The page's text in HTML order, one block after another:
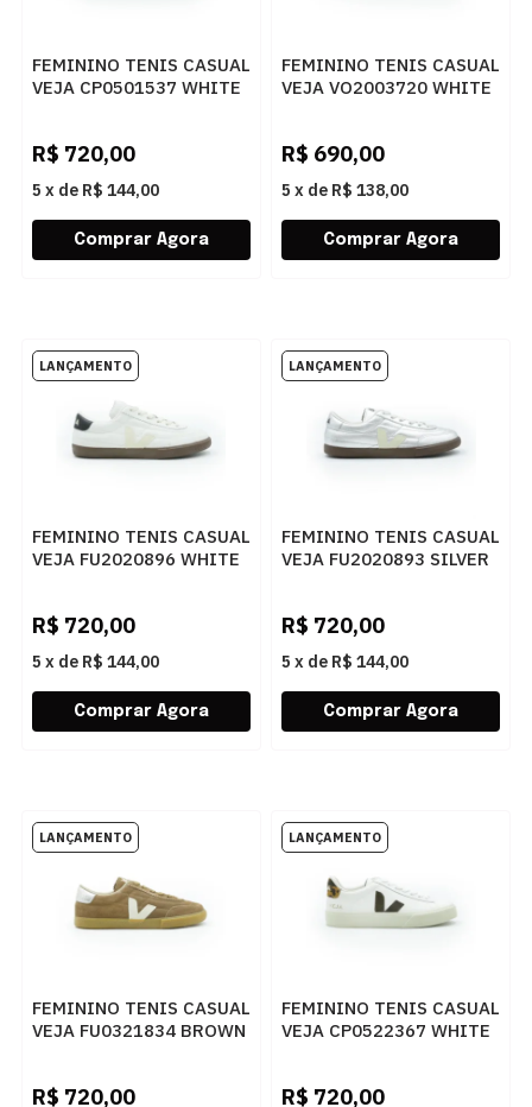
FEMININO TENIS CASUAL
VEJA CP0501537 WHITE
R$ 720,00
5 x de R$ 144,00
FEMININO TENIS CASUAL
VEJA VO2003720 WHITE
R$ 690,00
5 x de R$ 138,00
FEMININO TENIS CASUAL
VEJA FU2020896 WHITE
R$ 720,00
5 x de R$ 144,00
FEMININO TENIS CASUAL
VEJA FU2020893 SILVER
R$ 720,00
5 x de R$ 144,00
FEMININO TENIS CASUAL
VEJA FU0321834 BROWN
R$ 720,00
FEMININO TENIS CASUAL
VEJA CP0522367 WHITE
R$ 720,00